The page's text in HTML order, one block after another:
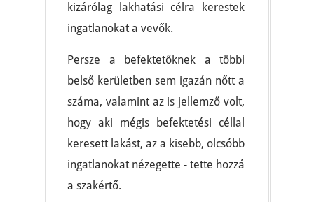
kizárólag lakhatási célra kerestek
ingatlanokat a vevők.
Persze a befektetőknek a többi
belső kerületben sem igazán nőtt a
száma, valamint az is jellemző volt,
hogy aki mégis befektetési céllal
keresett lakást, az a kisebb, olcsóbb
ingatlanokat nézegette - tette hozzá
a szakértő.